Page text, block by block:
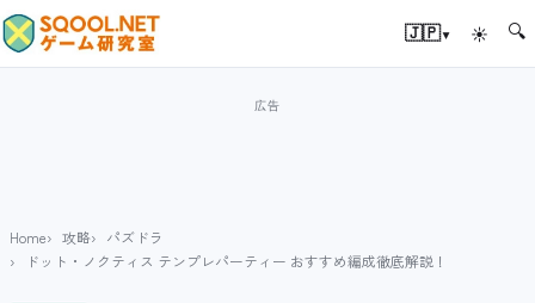
🇯🇵▾ ☀ 🔍
Home 攻略
パズドラ
ドット・ノクティス テンプレパーティー おすすめ編成徹底解説！